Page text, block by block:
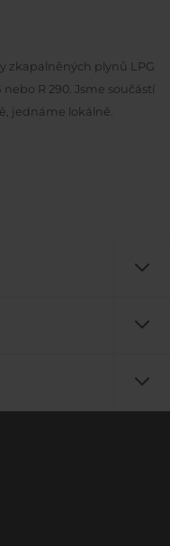
zkapalněných plynů LPG
R 290. Jsme součástí
jednáme lokálně.